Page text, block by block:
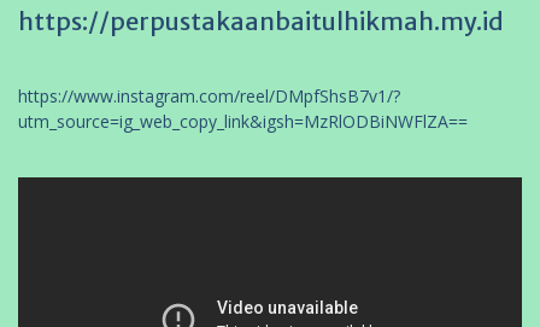
https://perpustakaanbaitulhikmah.my.id
https://www.instagram.com/reel/DMpfShsB7v1/?
utm_source=ig_web_copy_link&igsh=MzRlODBiNWFlZA==